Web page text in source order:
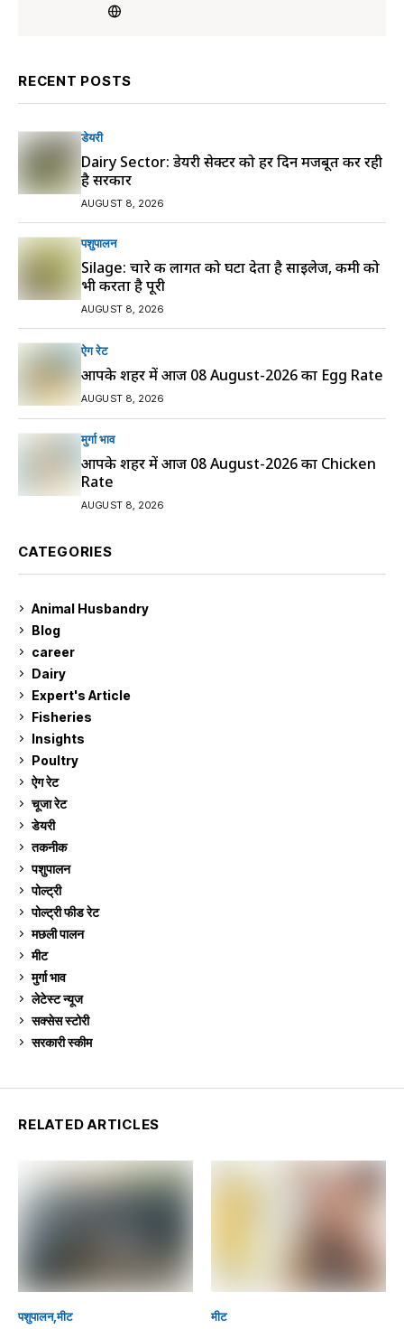
RECENT POSTS
डेयरी
Dairy Sector: डेयरी सेक्टर को हर दिन मजबूत कर रही
है सरकार
AUGUST 8, 2026
पशुपालन
Silage: चारे की लागत को घटा देता है साइलेज, कमी को
भी करता है पूरी
AUGUST 8, 2026
ऐग रेट
आपके शहर में आज 08 August-2026 का Egg Rate
AUGUST 8, 2026
मुर्गा भाव
आपके शहर में आज 08 August-2026 का Chicken
Rate
AUGUST 8, 2026
CATEGORIES
Animal Husbandry
Blog
career
Dairy
Expert's Article
Fisheries
Insights
Poultry
ऐग रेट
चूजा रेट
डेयरी
तकनीक
पशुपालन
पोल्ट्री
पोल्ट्री फीड रेट
मछली पालन
मीट
मुर्गा भाव
लेटेस्ट न्यूज
सक्सेस स्टो‍री
सरकारी स्की‍म
RELATED ARTICLES
पशुपालन मीट मीट